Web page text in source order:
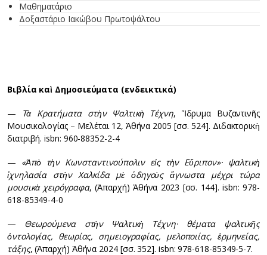
Μαθηματάριο
Δοξαστάριο Ιακώβου Πρωτοψάλτου
Βιβλία καὶ Δημοσιεύματα (ενδεικτικά)
— Τὰ Κρατήματα στὴν Ψαλτικὴ Τέχνη, Ἵδρυμα Βυζαντινῆς
Μουσικολογίας – Μελέται 12, Ἀθήνα 2005 [σσ. 524]. Διδακτορικὴ
διατριβή. isbn: 960-88352-2-4
— «Ἁπὸ τὴν Κωνσταντινούπολιν εἰς τὴν Εὔριπον»· ψαλτικὴ
ἰχνηλασία στὴν Χαλκίδα μὲ ὁδηγοὺς ἄγνωστα μέχρι τώρα
μουσικὰ χειρόγραφα, (Ἀπαρχή) Ἀθήνα 2023 [σσ. 144]. isbn: 978-
618-85349-4-0
— Θεωρούμενα στὴν Ψαλτικὴ Τέχνη· θέματα ψαλτικῆς
ὀντολογίας, θεωρίας, σημειογραφίας, μελοποιίας, ἑρμηνείας,
τάξης, (Ἀπαρχή) Ἀθήνα 2024 [σσ. 352]. isbn: 978-618-85349-5-7.